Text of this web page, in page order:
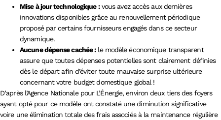
Mise à jour technologique :vous avez accès aux dernières
innovations disponibles grâce au renouvellement périodique
proposé par certains fournisseurs engagés dans ce secteur
dynamique.
Aucune dépense cachée :le modèle économique transparent
assure que toutes dépenses potentielles sont clairement définies
dès le départ afin d’éviter toute mauvaise surprise ultérieure
concernant votre budget domestique global !
D’après l’Agence Nationale pour L’Énergie, environ deux tiers des foyers
ayant opté pour ce modèle ont constaté une diminution significative
voire une élimination totale des frais associés à la maintenance régulière